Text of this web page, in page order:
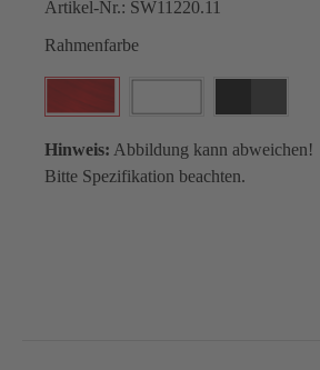
Artikel-Nr.: SW11220.11
Rahmenfarbe
Hinweis: Abbildung kann abweichen!
Bitte Spezifikation beachten.